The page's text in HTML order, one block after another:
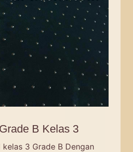
B Kelas 3
3 Grade B Dengan